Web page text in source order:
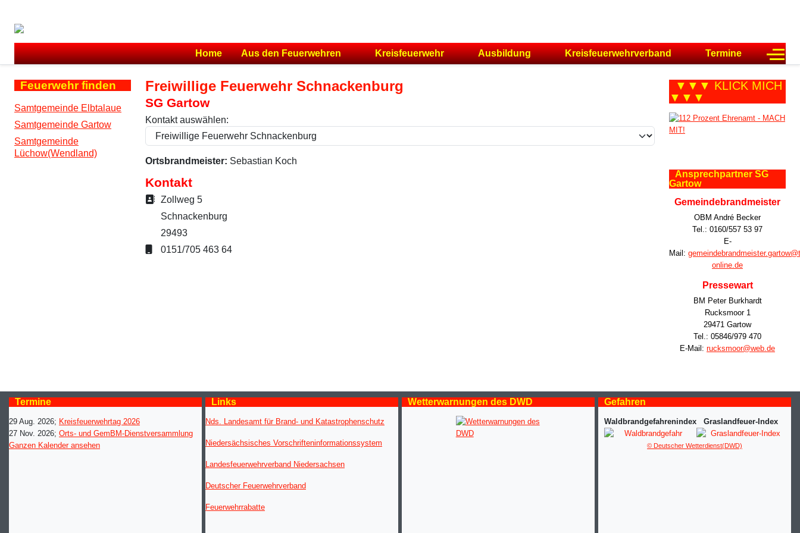
Home Aus den Feuerwehren Kreisfeuerwehr Ausbildung Kreisfeuerwehrverband Termine Off-
Feuerwehr finden
Samtgemeinde Elbtalaue
Samtgemeinde Gartow
Samtgemeinde
Lüchow(Wendland)
Freiwillige Feuerwehr Schnackenburg
SG Gartow
Kontakt auswählen:
Ortsbrandmeister: Sebastian Koch
Kontakt
Adresse:
Zollweg 5
Schnackenburg
29493
Mobil:
0151/705 463 64
▼▼▼ KLICK MICH
▼▼▼
Ansprechpartner SG
Gartow
Gemeindebrandmeister
OBM André Becker
Tel.: 0160/557 53 97
E-
Mail:
online.de
Pressewart
BM Peter Burkhardt
Rucksmoor 1
29471 Gartow
Tel.: 05846/979 470
E-Mail: rucksmoor@web.de
Termine
29 Aug. 2026; Kreisfeuerwehrtag 2026
27 Nov. 2026; Orts- und GemBM-Dienstversammlung
Ganzen Kalender ansehen
Links
Nds. Landesamt für Brand- und Katastrophenschutz
Niedersächsisches Vorschrifteninformationssystem
Landesfeuerwehrverband Niedersachsen
Deutscher Feuerwehrverband
Feuerwehrrabatte
Wetterwarnungen des DWD Gefahren
Waldbrandgefahrenindex Graslandfeuer-Index
© Deutscher Wetterdienst(DWD)